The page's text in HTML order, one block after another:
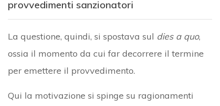
provvedimenti sanzionatori
La questione, quindi, si spostava sul dies a quo,
ossia il momento da cui far decorrere il termine
per emettere il provvedimento.
Qui la motivazione si spinge su ragionamenti